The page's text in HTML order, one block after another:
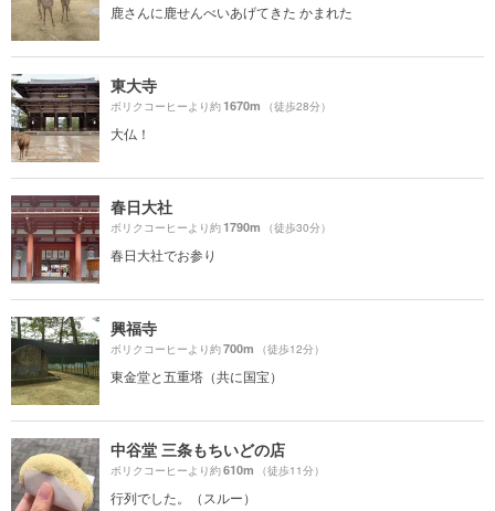
鹿さんに鹿せんべいあげてきた かまれた
東大寺
ボリクコーヒーより約1670m （徒歩28分）
大仏！
春日大社
ボリクコーヒーより約1790m （徒歩30分）
春日大社でお参り
興福寺
ボリクコーヒーより約700m （徒歩12分）
東金堂と五重塔（共に国宝）
中谷堂 三条もちいどの店
ボリクコーヒーより約610m （徒歩11分）
行列でした。（スルー）